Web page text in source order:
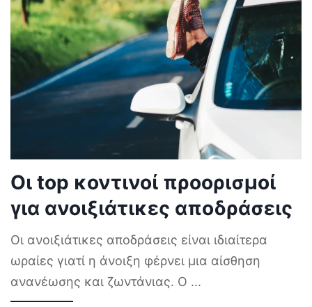
Οι top κοντινοί προορισμοί
για ανοιξιάτικες αποδράσεις
Οι ανοιξιάτικες αποδράσεις είναι ιδιαίτερα
ωραίες γιατί η άνοιξη φέρνει μια αίσθηση
ανανέωσης και ζωντάνιας. Ο ...